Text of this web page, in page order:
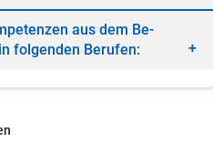
aus dem Be­
fol­gen­den Be­ru­fen: